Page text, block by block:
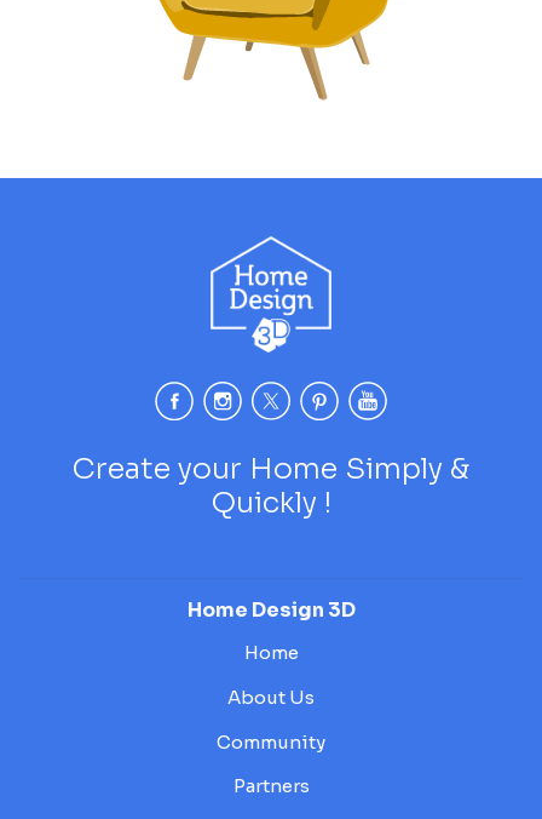
Create your Home Simply &
Quickly !
Home Design 3D
Home
About Us
Community
Partners